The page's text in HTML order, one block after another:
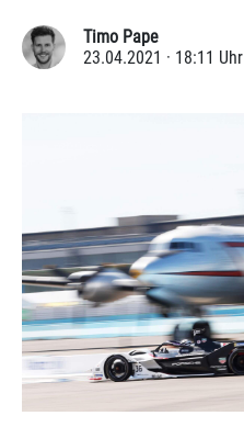
Timo Pape
23.04.2021 · 18:11 Uhr